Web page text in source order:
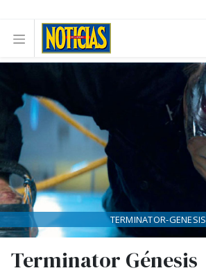
Terminator Génesis
TERMINATOR-GENESIS